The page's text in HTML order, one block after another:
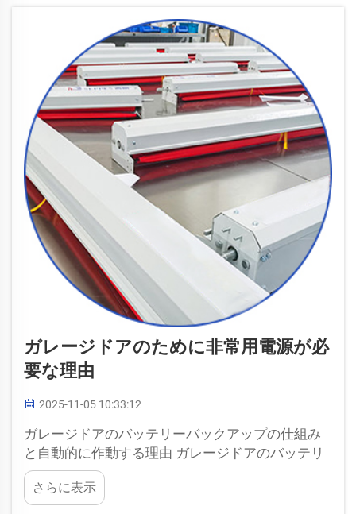
ガレージドアのために非常用電源が必
要な理由
2025-11-05 10:33:12
ガレージドアのバッテリーバックアップの仕組み
と自動的に作動する理由 ガレージドアのバッテリ
ーバックアップとは何か、その仕組み ガレージド
アのバッテリーバックアップは非常時の電源とし
て機能し、停電時など電気が使えない状況でも
さらに表示